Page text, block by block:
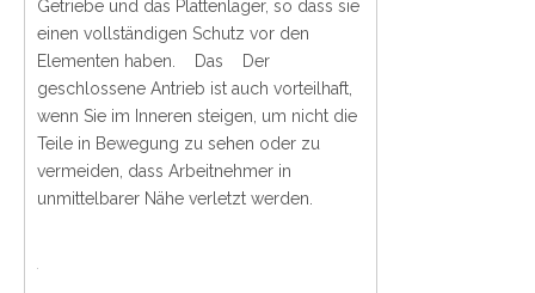
Getriebe und das Plattenlager, so dass sie
einen vollständigen Schutz vor den
Elementen haben. Das Der
geschlossene Antrieb ist auch vorteilhaft,
wenn Sie im Inneren steigen, um nicht die
Teile in Bewegung zu sehen oder zu
vermeiden, dass Arbeitnehmer in
unmittelbarer Nähe verletzt werden.